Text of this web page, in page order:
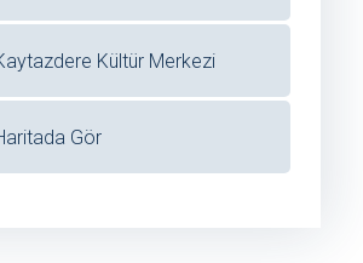
Kültür Merkezi
Gör